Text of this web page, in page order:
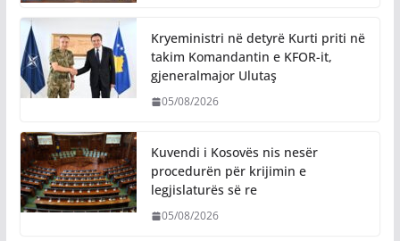
Kryeministri në detyrë Kurti priti në
takim Komandantin e KFOR-it,
gjeneralmajor Ulutaş
05/08/2026
Kuvendi i Kosovës nis nesër
procedurën për krijimin e
legjislaturës së re
05/08/2026